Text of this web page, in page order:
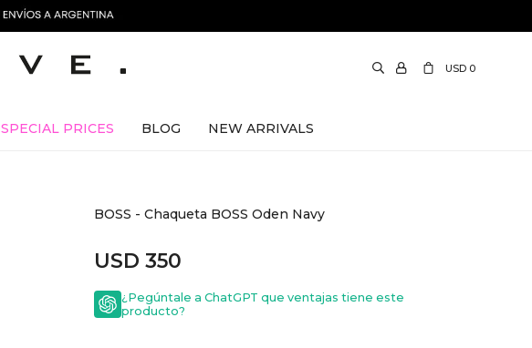
SPECIAL PRICES BLOG NEW ARRIVALS
USD 0
BOSS - Chaqueta BOSS Oden Navy
USD 350
¿Pegúntale a ChatGPT que ventajas tiene este
producto?